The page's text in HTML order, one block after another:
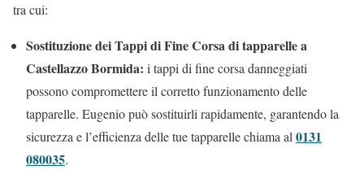
tra cui:
Sostituzione dei Tappi di Fine Corsa di tapparelle a
Castellazzo Bormida: i tappi di fine corsa danneggiati
possono compromettere il corretto funzionamento delle
tapparelle. Eugenio può sostituirli rapidamente, garantendo la
sicurezza e l’efficienza delle tue tapparelle chiama al0131
080035.